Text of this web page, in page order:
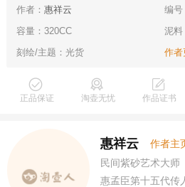
作者： 惠祥云
编号
容量：320CC
泥料
刻绘/主题：光货
作者
正品保证 淘壶无忧 作品证书
惠祥云
作者主
民间紫砂艺术大师
惠孟臣第十五代传